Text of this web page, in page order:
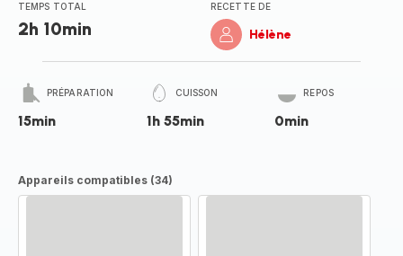
TEMPS TOTAL
2h 10min
RECETTE DE
Hélène
PRÉPARATION
15min
CUISSON
1h 55min
REPOS
0min
Appareils compatibles (34)